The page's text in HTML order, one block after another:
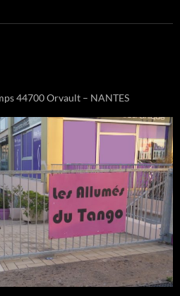
44700 Orvault – NANTES